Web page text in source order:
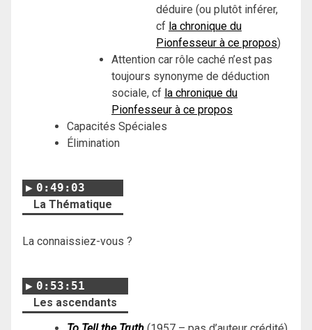
déduire (ou plutôt inférer,
cf la chronique du
Pionfesseur à ce propos)
Attention car rôle caché n’est pas
toujours synonyme de déduction
sociale, cf la chronique du
Pionfesseur à ce propos
Capacités Spéciales
Élimination
0:49:03
La Thématique
La connaissiez-vous ?
0:53:51
Les ascendants